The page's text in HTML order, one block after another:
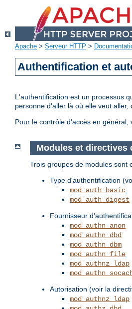
Apache > Serveur HTTP >
Authentification et
L'authentification est un processus
personne d'aller là où elle veut
Pour le contrôle d'accès en général,
Modules et directives
Trois groupes de modules sont
Type d'authentification
mod_auth_basic
mod_auth_digest
Fournisseur
mod_authn_anon
mod_authn_dbd
mod_authn_dbm
mod_authn_file
mod_authnz_ldap
Autorisation (voir la
mod_authnz_ldap